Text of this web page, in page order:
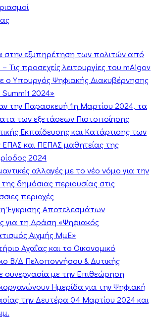
στην εξυπηρέτηση των πολιτών από
Τις προσεχείς λειτουργίες του mAigov
ο Υπουργός Ψηφιακής Διακυβέρνησης
2024»
την Παρασκευή 1η Μαρτίου 2024, τα
των εξετάσεων Πιστοποίησης
Εκπαίδευσης και Κατάρτισης των
και ΠΕΠΑΣ μαθητείας της
2024
αλλαγές με το νέο νόμο για την
δημόσιας περιουσίας στις
περιοχές
Έγκρισης Αποτελεσμάτων
για τη Δράση «Ψηφιακός
Αιχμής ΜμΕ»
Αχαΐας και το Οικονομικό
Β/Δ Πελοποννήσου & Δυτικής
συνεργασία με την Επιθεώρηση
Ημερίδα για την Ψηφιακή
την Δευτέρα 04 Μαρτίου 2024 και